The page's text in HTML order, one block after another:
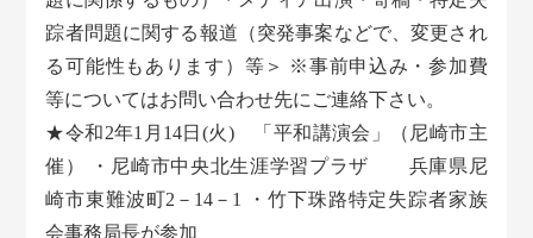
踪者問題に関する報道（突発事案などで、変更され
る可能性もあります）等＞ ※事前申込み・参加費
等についてはお問い合わせ先にご連絡下さい。
★令和2年1月14日(火) 「平和講演会」（尼崎市主
催） ・尼崎市中央北生涯学習プラザ 兵庫県尼
崎市東難波町2－14－1 ・竹下珠路特定失踪者家族
会事務局長が参加